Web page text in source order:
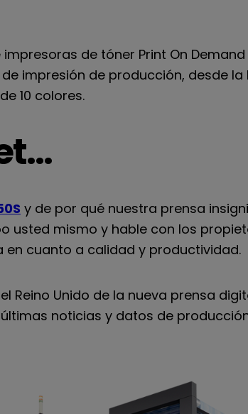
de tóner Print On Demand
impresión de producción, desde la
de 10 colores.
y de por qué nuestra prensa
usted mismo y hable con los
en cuanto a calidad y productividad.
Reino Unido de la nueva prensa
últimas noticias y datos de